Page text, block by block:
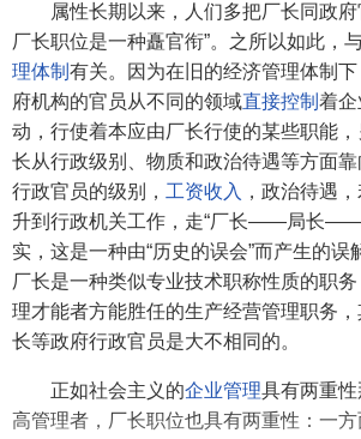
属性长期以来，人们多把厂长同政府
厂长职位是一种矗官衔”。之所以如此，
理体制 有关。因为在旧的经济管理体制
府机构的官员从不同的领域直接控制 着
动，行使着本应由厂长行使的某些职能
长从行政级别、物质和政治待遇等方面
行政官员的级别， 工资收入 ，政治待遇
升到行政机关工作，走“厂长——局长——
实，这是一种由“历史的误会”而产生的误
厂长是一种类似专业技术职称性质的职
理才能者方能胜任的生产经营管理职务
长等政府行政官员是大不相同的。
正如社会主义的企业管理具有两重
高管理者，厂长职位也具有两重性：一